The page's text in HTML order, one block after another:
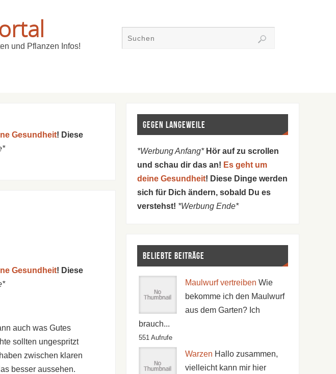
und Pflanzen Infos!
Gesundheit! Diese
Gesundheit! Diese
auch was Gutes
sollten ungespritzt
zwischen klaren
besser aussehen.
Gegen Langeweile
*Werbung Anfang* Hör auf zu scrollen
und schau dir das an! Es geht um
deine Gesundheit! Diese Dinge werden
sich für Dich ändern, sobald Du es
verstehst! *Werbung Ende*
Beliebte Beiträge
Maulwurf vertreiben Wie
bekomme ich den Maulwurf
aus dem Garten? Ich
brauch...
551 Aufrufe
Warzen Hallo zusammen,
vielleicht kann mir hier